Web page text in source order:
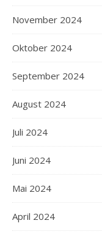
November 2024
Oktober 2024
September 2024
August 2024
Juli 2024
Juni 2024
Mai 2024
April 2024